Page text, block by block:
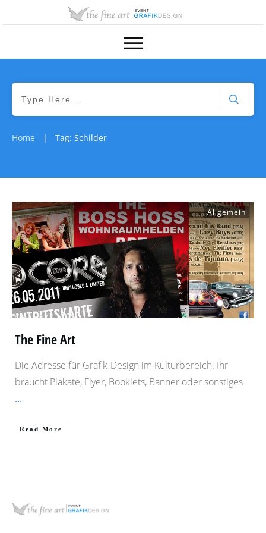
Home | Tag: Schilder
Allgemein
The Fine Art
Die Adresse für Grafik-Design im Kulturbereich. Ihr
braucht Plakate, Flyer, Booklets, Banner oder sonstiges
...
​Read More